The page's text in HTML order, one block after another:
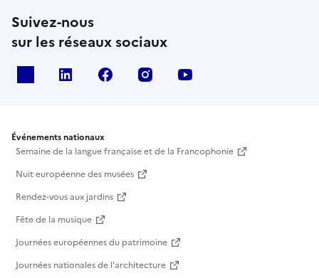
Suivez-nous
sur les réseaux sociaux
Linkedin Facebook Instagram
Événements nationaux
Semaine de la langue française et de la Francophonie
Nuit européenne des musées
Rendez-vous aux jardins
Fête de la musique
Journées européennes du patrimoine
Journées nationales de l'architecture